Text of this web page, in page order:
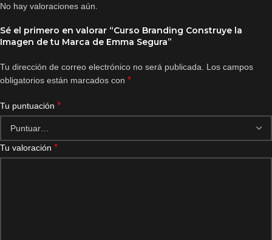
No hay valoraciones aún.
Sé el primero en valorar “Curso Branding Construye la
Imagen de tu Marca de Emma Segura”
Tu dirección de correo electrónico no será publicada.
Los campos
obligatorios están marcados con *
Tu puntuación *
Tu valoración *